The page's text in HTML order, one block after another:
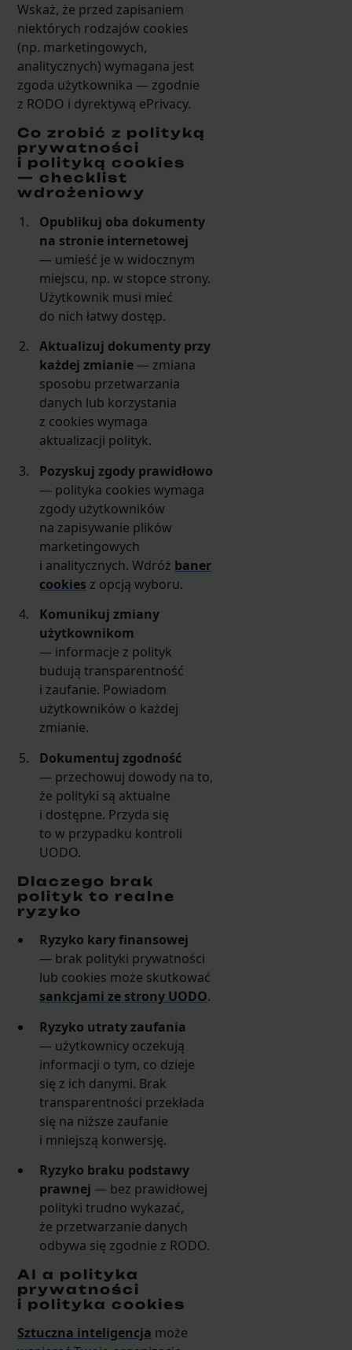
Wskaż, że przed zapisaniem
niektórych rodzajów cookies
(np. marketingowych,
analitycznych) wymagana jest
zgoda użytkownika — zgodnie
z RODO i dyrektywą ePrivacy.
Co zrobić z polityką
prywatności
i polityką cookies
— checklist
wdrożeniowy
Opublikuj oba dokumenty
na stronie internetowej
— umieść je w widocznym
miejscu, np. w stopce strony.
Użytkownik musi mieć
do nich łatwy dostęp.
Aktualizuj dokumenty przy
każdej zmianie — zmiana
sposobu przetwarzania
danych lub korzystania
z cookies wymaga
aktualizacji polityk.
Pozyskuj zgody prawidłowo
— polityka cookies wymaga
zgody użytkowników
na zapisywanie plików
marketingowych
i analitycznych. Wdróż baner
cookies z opcją wyboru.
Komunikuj zmiany
użytkownikom
— informacje z polityk
budują transparentność
i zaufanie. Powiadom
użytkowników o każdej
zmianie.
Dokumentuj zgodność
— przechowuj dowody na to,
że polityki są aktualne
i dostępne. Przyda się
to w przypadku kontroli
UODO.
Dlaczego brak
polityk to realne
ryzyko
Ryzyko kary finansowej
— brak polityki prywatności
lub cookies może skutkować
sankcjami ze strony UODO.
Ryzyko utraty zaufania
— użytkownicy oczekują
informacji o tym, co dzieje
się z ich danymi. Brak
transparentności przekłada
się na niższe zaufanie
i mniejszą konwersję.
Ryzyko braku podstawy
prawnej — bez prawidłowej
polityki trudno wykazać,
że przetwarzanie danych
odbywa się zgodnie z RODO.
AI a polityka
prywatności
i polityka cookies
Sztuczna inteligencja może